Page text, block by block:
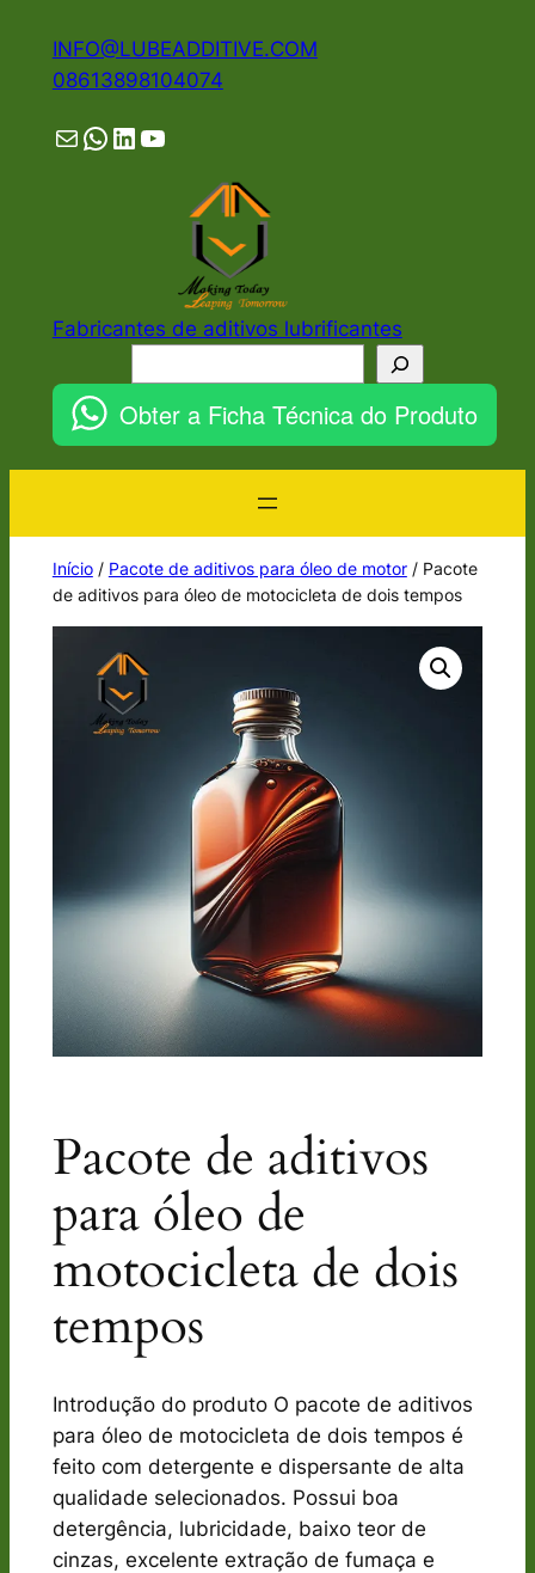
INFO@LUBEADDITIVE.COM
08613898104074
MailWhatsApp
LinkedIn
YouTube
Fabricantes de aditivos lubrificantes
Obter a Ficha Técnica do Produto
Início/ Pacote de aditivos para óleo de motor/ Pacote
de aditivos para óleo de motocicleta de dois tempos
Pacote de aditivos
para óleo de
motocicleta de dois
tempos
Introdução do produto O pacote de aditivos
para óleo de motocicleta de dois tempos é
feito com detergente e dispersante de alta
qualidade selecionados. Possui boa
detergência, lubricidade, baixo teor de
cinzas, excelente extração de fumaça e